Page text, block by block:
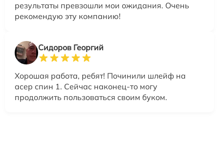
результаты превзошли мои ожидания. Очень
рекомендую эту компанию!
Сидоров Георгий
Хорошая работа, ребят! Починили шлейф на
асер спин 1. Сейчас наконец-то могу
продолжить пользоваться своим буком.